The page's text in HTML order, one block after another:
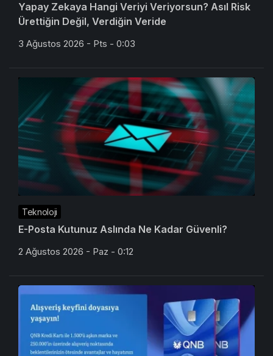
Yapay Zekaya Hangi Veriyi Veriyorsun? Asıl Risk
Ürettiğin Değil, Verdiğin Veride
3 Ağustos 2026 - Pts - 0:03
Teknoloji
E-Posta Kutunuz Aslında Ne Kadar Güvenli?
2 Ağustos 2026 - Paz - 0:12